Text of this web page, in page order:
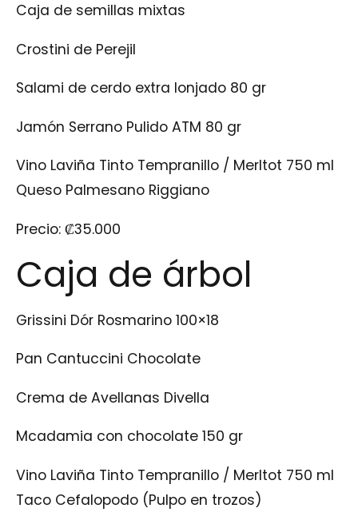
Caja de semillas mixtas
Crostini de Perejil
Salami de cerdo extra lonjado 80 gr
Jamón Serrano Pulido ATM 80 gr
Vino Laviña Tinto Tempranillo / Merltot 750 ml
Queso Palmesano Riggiano
Precio: ₡35.000
Caja de árbol
Grissini Dór Rosmarino 100×18
Pan Cantuccini Chocolate
Crema de Avellanas Divella
Mcadamia con chocolate 150 gr
Vino Laviña Tinto Tempranillo / Merltot 750 ml
Taco Cefalopodo (Pulpo en trozos)